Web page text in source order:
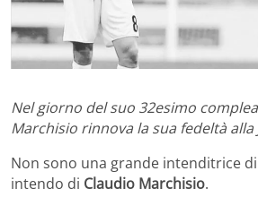
Nel giorno del suo 32esimo
Marchisio rinnova la sua fedeltà alla
Non sono una grande intenditrice
intendo di Claudio Marchisio.